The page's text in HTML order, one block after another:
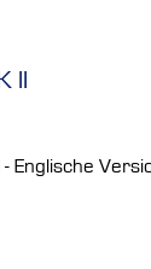
Englische